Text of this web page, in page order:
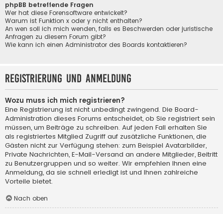
phpBB betreffende Fragen
Wer hat diese Forensoftware entwickelt?
Warum ist Funktion x oder y nicht enthalten?
An wen soll ich mich wenden, falls es Beschwerden oder juristische
Anfragen zu diesem Forum gibt?
Wie kann ich einen Administrator des Boards kontaktieren?
Registrierung und Anmeldung
Wozu muss ich mich registrieren?
Eine Registrierung ist nicht unbedingt zwingend. Die Board-
Administration dieses Forums entscheidet, ob Sie registriert sein
müssen, um Beiträge zu schreiben. Auf jeden Fall erhalten Sie
als registriertes Mitglied Zugriff auf zusätzliche Funktionen, die
Gästen nicht zur Verfügung stehen: zum Beispiel Avatarbilder,
Private Nachrichten, E-Mail-Versand an andere Mitglieder, Beitritt
zu Benutzergruppen und so weiter. Wir empfehlen Ihnen eine
Anmeldung, da sie schnell erledigt ist und Ihnen zahlreiche
Vorteile bietet.
Nach oben